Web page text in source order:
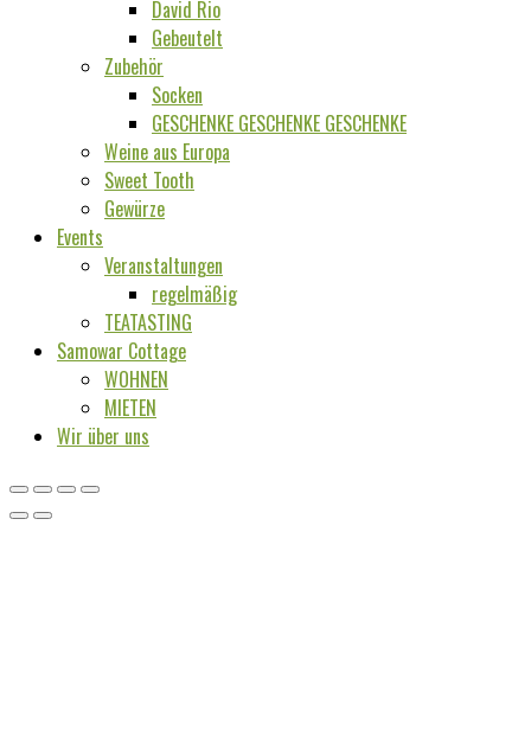
David Rio
Gebeutelt
Zubehör
Socken
GESCHENKE GESCHENKE GESCHENKE
Weine aus Europa
Sweet Tooth
Gewürze
Events
Veranstaltungen
regelmäßig
TEATASTING
Samowar Cottage
WOHNEN
MIETEN
Wir über uns